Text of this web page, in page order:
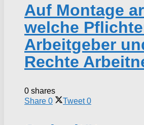
Auf Montage
welche
Arbeitgeber
Rechte
0 shares
Share 0 Tweet 0